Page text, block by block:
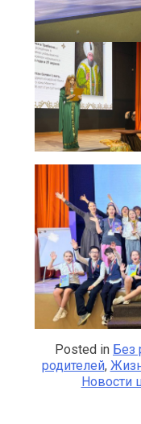
Posted in Без
родителей,
Новости